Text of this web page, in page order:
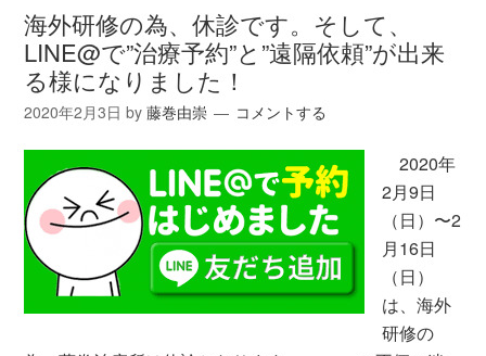
海外研修の為、休診です。そして、
LINE@で”治療予約”と”遠隔依頼”が出来
る様になりました！
2020年2月3日 by藤巻由崇 コメントする
2020年
2月9日
（日）〜2
月16日
（日）
は、海外
研修の